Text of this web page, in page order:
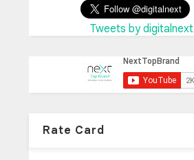
Tweets by digitalnext
Rate Card